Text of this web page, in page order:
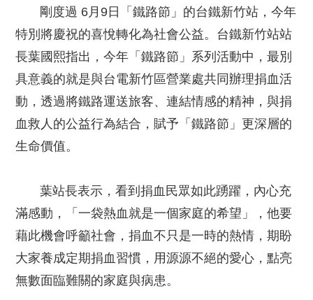
剛度過 6月9日「鐵路節」的台鐵新竹站，今年
特別將慶祝的喜悅轉化為社會公益。台鐵新竹站站
長葉國熙指出，今年「鐵路節」系列活動中，最別
具意義的就是與台電新竹區營業處共同辦理捐血活
動，透過將鐵路運送旅客、連結情感的精神，與捐
血救人的公益行為結合，賦予「鐵路節」更深層的
生命價值。
葉站長表示，看到捐血民眾如此踴躍，內心充
滿感動，「一袋熱血就是一個家庭的希望」，他要
藉此機會呼籲社會，捐血不只是一時的熱情，期盼
大家養成定期捐血習慣，用源源不絕的愛心，點亮
無數面臨難關的家庭與病患。